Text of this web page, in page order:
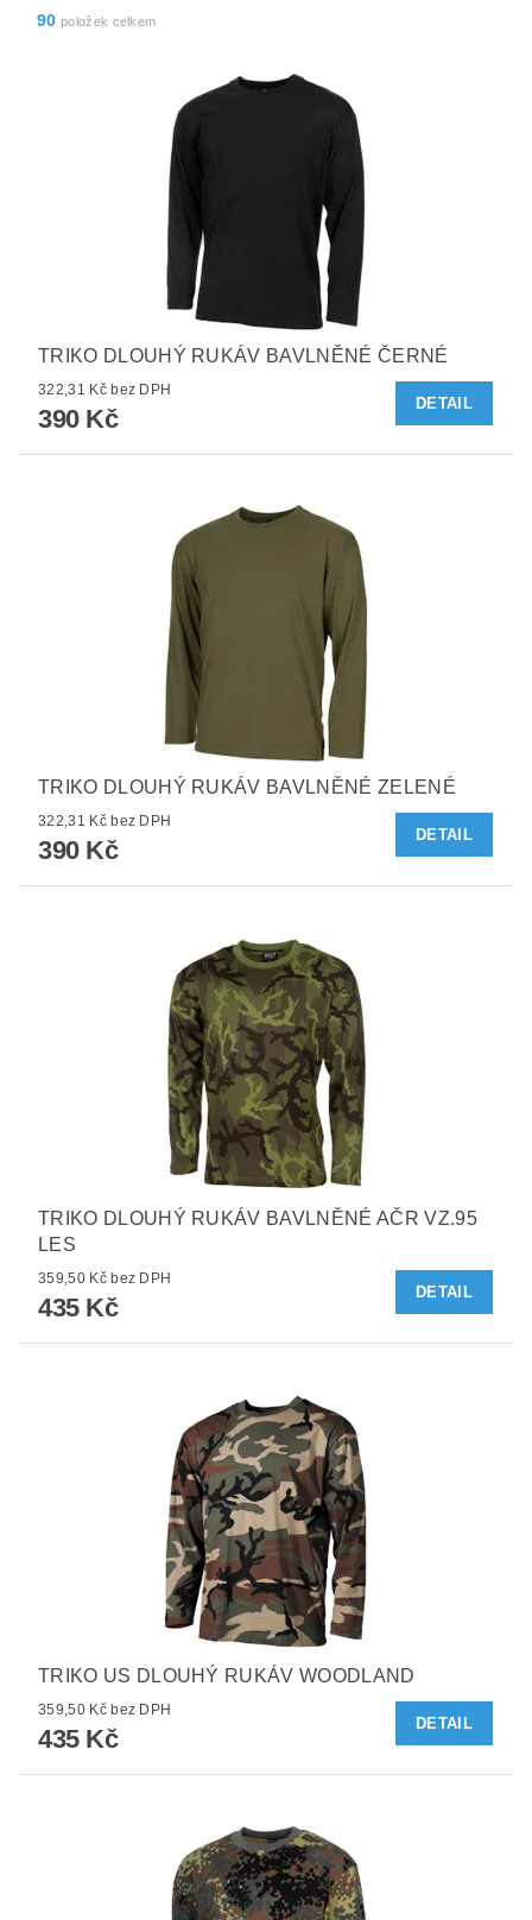
90 položek celkem
TRIKO DLOUHÝ RUKÁV BAVLNĚNÉ ČERNÉ
322,31 Kč bez DPH
390 Kč
DETAIL
TRIKO DLOUHÝ RUKÁV BAVLNĚNÉ ZELENÉ
322,31 Kč bez DPH
390 Kč
DETAIL
TRIKO DLOUHÝ RUKÁV BAVLNĚNÉ AČR VZ.95
LES
359,50 Kč bez DPH
435 Kč
DETAIL
TRIKO US DLOUHÝ RUKÁV WOODLAND
359,50 Kč bez DPH
435 Kč
DETAIL